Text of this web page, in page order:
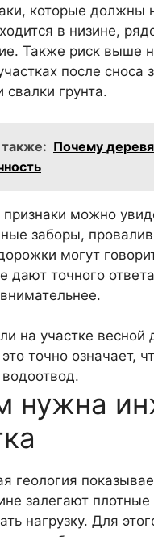
которые
в низине,
Также риск выше
после
свалки грунта.
Почему
можно
заборы,
могут
дают точного
на участке весной
точно означает,
нужна
геология
залегают
нагрузку. Для